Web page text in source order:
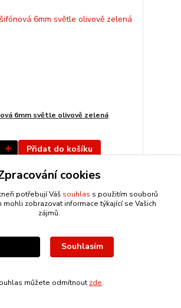
6mm světle olivově zelená
Přidat do košíku
cookies
potřebují Váš souhlas s použitím souborů
mohli zobrazovat informace týkající se Vašich
zájmů.
Souhlasím
můžete odmítnout zde.